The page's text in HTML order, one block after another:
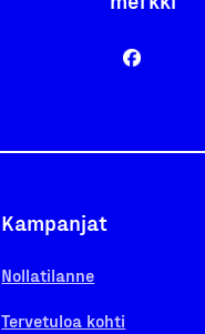
Kampanjat
Nollatilanne
Tervetuloa kohti